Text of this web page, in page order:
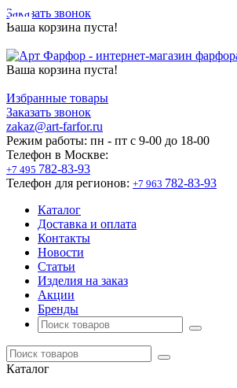
Заказать звонок
Ваша корзина пуста!
Ваша корзина пуста!
Избранные товары
Заказать звонок
zakaz@art-farfor.ru
Режим работы: пн - пт c 9-00 до 18-00
Телефон в Москве:
+7 495 782-83-93
Телефон для регионов: +7 963 782-83-93
Каталог
Доставка и оплата
Контакты
Новости
Статьи
Изделия на заказ
Акции
Бренды
Каталог